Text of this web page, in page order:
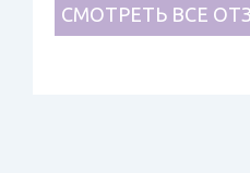
СМОТРЕТЬ ВСЕ